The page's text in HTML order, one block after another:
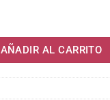
AÑADIR AL CARRITO